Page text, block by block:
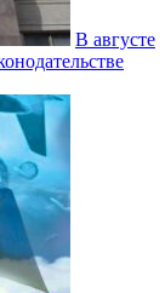
В августе